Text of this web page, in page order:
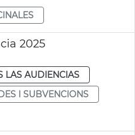
2025
LAS AUDIENCIAS
I SUBVENCIONS